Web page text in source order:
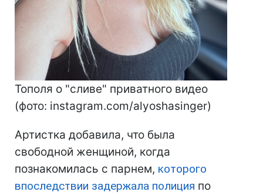
Тополя о "сливе" приватного видео
(фото: instagram.com/alyoshasinger)
Артистка добавила, что была
свободной женщиной, когда
познакомилась с парнем, которого
впоследствии задержала полиция по